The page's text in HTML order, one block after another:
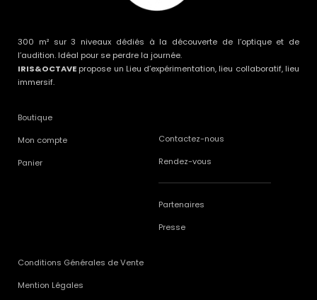
300 m² sur 3 niveaux dédiés à la découverte de l’optique et de
l’audition. Idéal pour se perdre la journée.
IRIS&OCTAVE propose un Lieu d’expérimentation, lieu collaboratif, lieu
immersif.
Boutique
Mon compte
Panier
Contactez-nous
Rendez-vous
Partenaires
Presse
Conditions Générales de Vente
Mention Légales